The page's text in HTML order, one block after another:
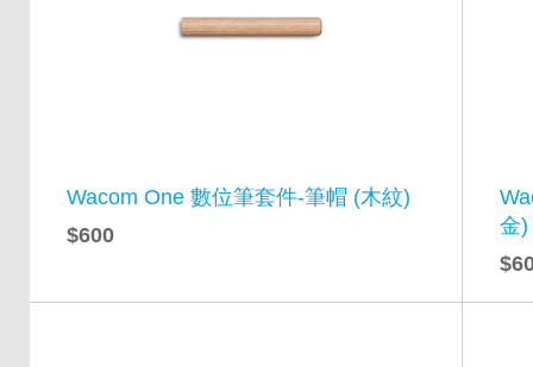
Wacom One 數位筆套件-筆帽 (木紋)
$600
金)